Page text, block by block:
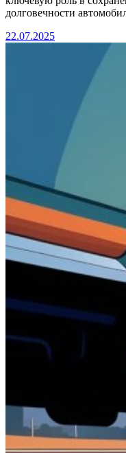
долговечности
22.07.2025